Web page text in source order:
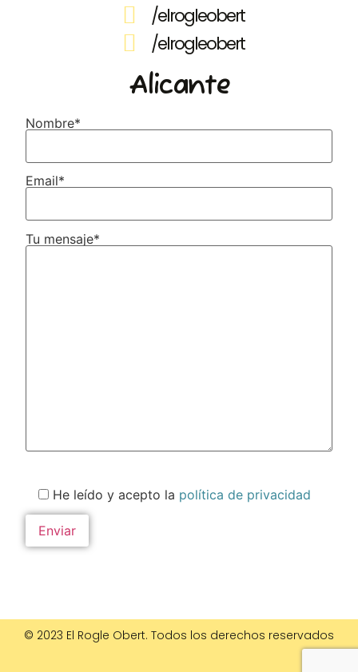
/elrogleobert
/elrogleobert
Alicante
Nombre*
Email*
Tu mensaje*
He leído y acepto la política de privacidad
© 2023 El Rogle Obert. Todos los derechos reservados